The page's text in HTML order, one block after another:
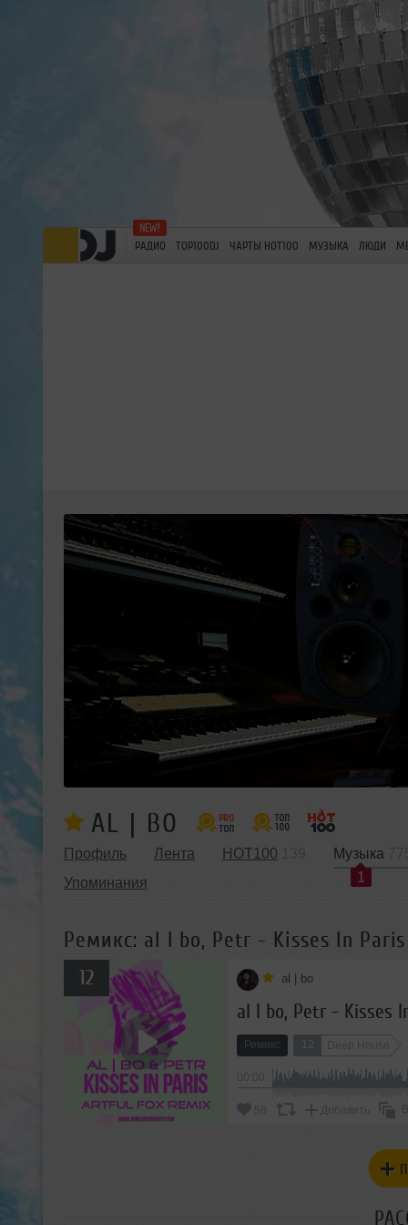
РАДИО TOP100DJ ЧАРТЫ HOT100 МУЗЫКА ЛЮДИ
AL | BO
Профиль Лента HOT100
Музыка
1
Упоминания
Ремикс: al l bo, Petr - Kisses In
12 al | bo
al l bo, Petr - Kisses
Ремикс 12 Deep House
58 Добавить